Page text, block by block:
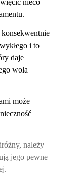
nieco
i to
daje
wola
może
należy
jego pewne